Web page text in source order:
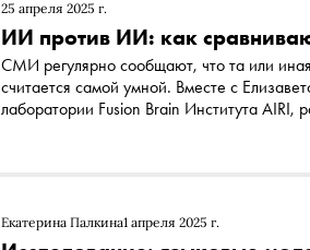
25 апреля 2025 г.
ИИ против ИИ: как
СМИ регулярно сообщают, что та или
считается самой умной. Вместе с
лаборатории Fusion Brain Института AIRI,
Екатерина Палкина1 апреля 2025 г.